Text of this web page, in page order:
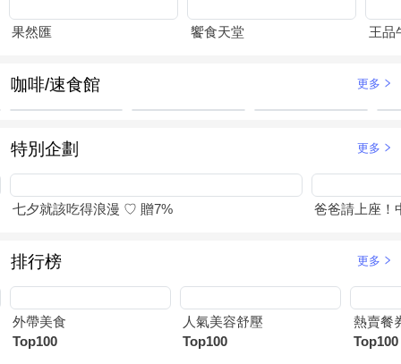
果然匯 饗食天堂 王品
咖啡/速食館 更多
特別企劃 更多
七夕就該吃得浪漫 ♡ 贈7% 爸爸請上座！
排行榜 更多
外帶美食
Top100
人氣美容舒壓
Top100
熱賣餐
Top100